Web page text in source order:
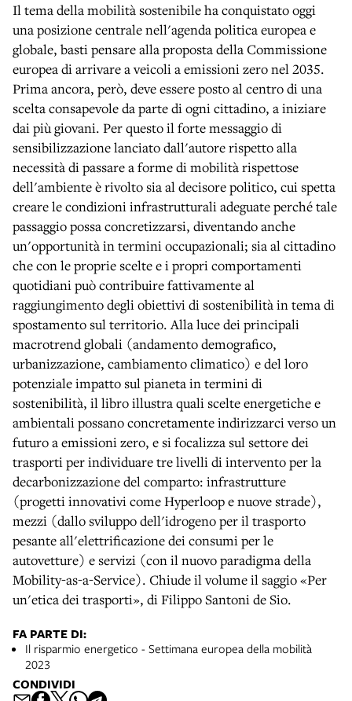
Il tema della mobilità sostenibile ha conquistato oggi
una posizione centrale nell'agenda politica europea e
globale, basti pensare alla proposta della Commissione
europea di arrivare a veicoli a emissioni zero nel 2035.
Prima ancora, però, deve essere posto al centro di una
scelta consapevole da parte di ogni cittadino, a iniziare
dai più giovani. Per questo il forte messaggio di
sensibilizzazione lanciato dall'autore rispetto alla
necessità di passare a forme di mobilità rispettose
dell'ambiente è rivolto sia al decisore politico, cui spetta
creare le condizioni infrastrutturali adeguate perché tale
passaggio possa concretizzarsi, diventando anche
un'opportunità in termini occupazionali; sia al cittadino
che con le proprie scelte e i propri comportamenti
quotidiani può contribuire fattivamente al
raggiungimento degli obiettivi di sostenibilità in tema di
spostamento sul territorio. Alla luce dei principali
macrotrend globali (andamento demografico,
urbanizzazione, cambiamento climatico) e del loro
potenziale impatto sul pianeta in termini di
sostenibilità, il libro illustra quali scelte energetiche e
ambientali possano concretamente indirizzarci verso un
futuro a emissioni zero, e si focalizza sul settore dei
trasporti per individuare tre livelli di intervento per la
decarbonizzazione del comparto: infrastrutture
(progetti innovativi come Hyperloop e nuove strade),
mezzi (dallo sviluppo dell'idrogeno per il trasporto
pesante all'elettrificazione dei consumi per le
autovetture) e servizi (con il nuovo paradigma della
Mobility-as-a-Service). Chiude il volume il saggio «Per
un'etica dei trasporti», di Filippo Santoni de Sio.
FA PARTE DI:
Il risparmio energetico - Settimana europea della mobilità
2023
CONDIVIDI